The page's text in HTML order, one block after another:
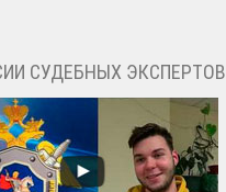
СУДЕБНЫХ ЭКСПЕРТОВ